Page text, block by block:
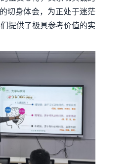
切身体会，为正处于迷茫
提供了极具参考价值的实